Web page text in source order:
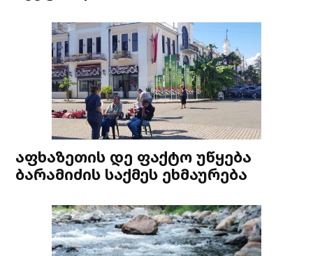
აფხაზეთის დე ფაქტო უწყება
ბარამიძის საქმეს ეხმაურება